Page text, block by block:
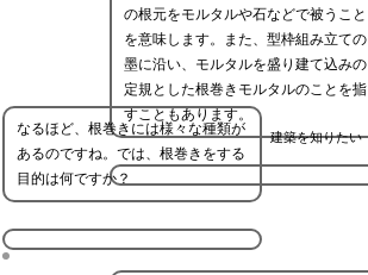
の根元をモルタルや石などで被うこと
を意味します。また、型枠組み立ての
墨に沿い、モルタルを盛り建て込みの
定規とした根巻きモルタルのことを指
すこともあります。
建築を知りたい
なるほど、根巻きには様々な種類が
あるのですね。では、根巻きをする
目的は何ですか？